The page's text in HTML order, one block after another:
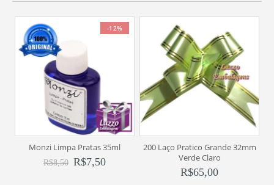
-12%
Monzi Limpa Pratas 35ml
R$8,50 R$7,50
200 Laço Pratico Grande 32mm
Verde Claro
R$65,00